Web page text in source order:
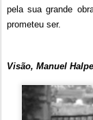
pela sua grande
prometeu ser.
Visão, Manuel